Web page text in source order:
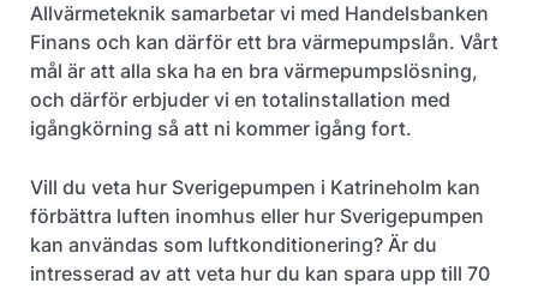
Allvärmeteknik samarbetar vi med Handelsbanken
Finans och kan därför ett bra värmepumpslån. Vårt
mål är att alla ska ha en bra värmepumpslösning,
och därför erbjuder vi en totalinstallation med
igångkörning så att ni kommer igång fort.
Vill du veta hur Sverigepumpen i Katrineholm kan
förbättra luften inomhus eller hur Sverigepumpen
kan användas som luftkonditionering? Är du
intresserad av att veta hur du kan spara upp till 70